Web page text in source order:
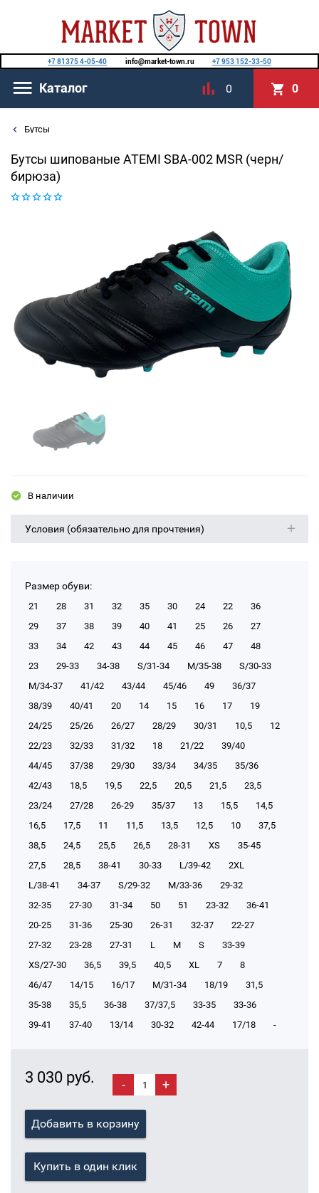
+7 81375 4-05-40 info@market-town.ru +7 953 152-33-50
Каталог 0 0
Бутсы
Бутсы шипованые ATEMI SBA-002 MSR (черн/
бирюза)
В наличии
Условия (обязательно для прочтения)
Размер обуви:
21 28 31 32 35 30 24 22
36
29
37 38 39 40 41 25 26
27
33
34 42 43 44 45 46 47
48
23
29-33 34-38 S/31-34 М/35-38
S/30-33
М/34-37
41/42 43/44 45/46 49
36/37
38/39
40/41 20 14 15 16 17
19
24/25
25/26 26/27 28/29 30/31 10,5
12
22/23
32/33 31/32 18 21/22
39/40
44/45
37/38 29/30 33/34 34/35
35/36
42/43
18,5 19,5 22,5 20,5 21,5
23,5
23/24
27/28 26-29 35/37 13 15,5
14,5
16,5
17,5 11 11,5 13,5 12,5 10
37,5
38,5
24,5 25,5 26,5 28-31 XS
35-45
27,5
28,5 38-41 30-33 L/39-42
2XL
L/38-41
34-37 S/29-32 М/33-36
29-32
32-35
27-30 31-34 50 51 23-32
36-41
20-25
31-36 25-30 26-31 32-37
22-27
27-32
23-28 27-31 L M S
33-39
XS/27-30
36,5 39,5 40,5 XL 7
8
46/47
14/15 16/17 М/31-34 18/19
31,5
35-38
35,5 36-38 37/37,5 33-35
33-36
39-41
37-40 13/14 30-32 42-44 17/18 -
3 030 руб. - +
Добавить в корзину
Купить в один клик